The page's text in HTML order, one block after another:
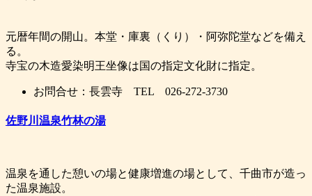
元暦年間の開山。本堂・庫裏（くり）・阿弥陀堂などを備え
る。
寺宝の木造愛染明王坐像は国の指定文化財に指定。
お問合せ：長雲寺 TEL 026-272-3730
佐野川温泉竹林の湯
温泉を通した憩いの場と健康増進の場として、千曲市が造っ
た温泉施設。